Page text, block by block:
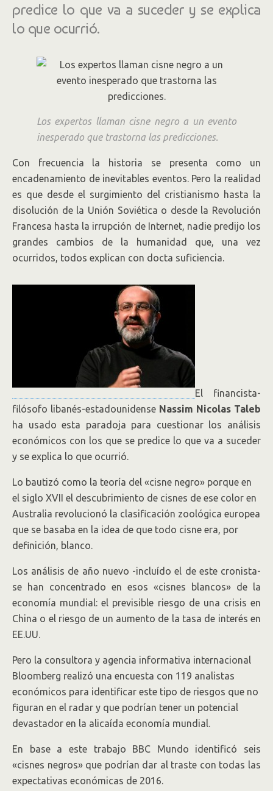
predice lo que va a suceder y se explica
lo que ocurrió.
Los expertos llaman cisne negro a un evento
inesperado que trastorna las predicciones.
Con frecuencia la historia se presenta como un
encadenamiento de inevitables eventos. Pero la realidad
es que desde el surgimiento del cristianismo hasta la
disolución de la Unión Soviética o desde la Revolución
Francesa hasta la irrupción de Internet, nadie predijo los
grandes cambios de la humanidad que, una vez
ocurridos, todos explican con docta suficiencia.
El financista-
filósofo libanés-estadounidense Nassim Nicolas Taleb
ha usado esta paradoja para cuestionar los análisis
económicos con los que se predice lo que va a suceder
y se explica lo que ocurrió.
Lo bautizó como la teoría del «cisne negro» porque en
el siglo XVII el descubrimiento de cisnes de ese color en
Australia revolucionó la clasificación zoológica europea
que se basaba en la idea de que todo cisne era, por
definición, blanco.
Los análisis de año nuevo -incluído el de este cronista-
se han concentrado en esos «cisnes blancos» de la
economía mundial: el previsible riesgo de una crisis en
China o el riesgo de un aumento de la tasa de interés en
EE.UU.
Pero la consultora y agencia informativa internacional
Bloomberg realizó una encuesta con 119 analistas
económicos para identificar este tipo de riesgos que no
figuran en el radar y que podrían tener un potencial
devastador en la alicaída economía mundial.
En base a este trabajo BBC Mundo identificó seis
«cisnes negros» que podrían dar al traste con todas las
expectativas económicas de 2016.